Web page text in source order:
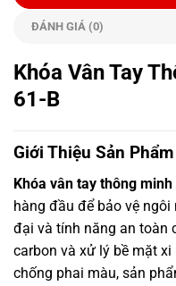
ĐÁNH GIÁ (0)
Khóa Vân Tay
61-B
Giới Thiệu Sản Phẩm
Khóa vân tay thông
hàng đầu để bảo vệ
đại và tính năng an toàn
carbon và xử lý bề mặt
chống phai màu, sản